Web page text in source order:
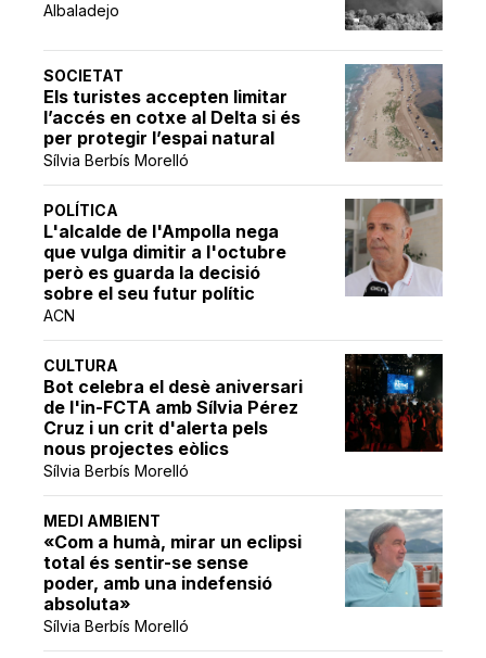
Albaladejo
SOCIETAT
Els turistes accepten limitar
l’accés en cotxe al Delta si és
per protegir l’espai natural
Sílvia Berbís Morelló
POLÍTICA
L'alcalde de l'Ampolla nega
que vulga dimitir a l'octubre
però es guarda la decisió
sobre el seu futur polític
ACN
CULTURA
Bot celebra el desè aniversari
de l'in-FCTA amb Sílvia Pérez
Cruz i un crit d'alerta pels
nous projectes eòlics
Sílvia Berbís Morelló
MEDI AMBIENT
«Com a humà, mirar un eclipsi
total és sentir-se sense
poder, amb una indefensió
absoluta»
Sílvia Berbís Morelló